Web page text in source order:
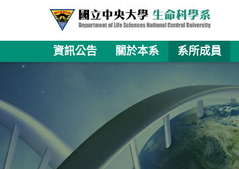
資訊公告 關於本系 系所成員